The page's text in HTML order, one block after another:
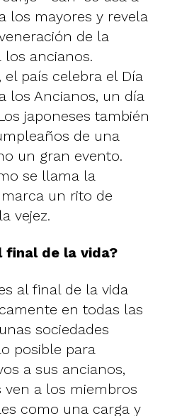
los mayores y revela
de la
los ancianos.
país celebra el Día
los Ancianos, un día
japoneses también
de una
un gran evento.
se llama la
un rito de
vejez.
final de la vida?
al final de la vida
en todas las
sociedades
posible para
a sus ancianos,
ven a los miembros
como una carga y